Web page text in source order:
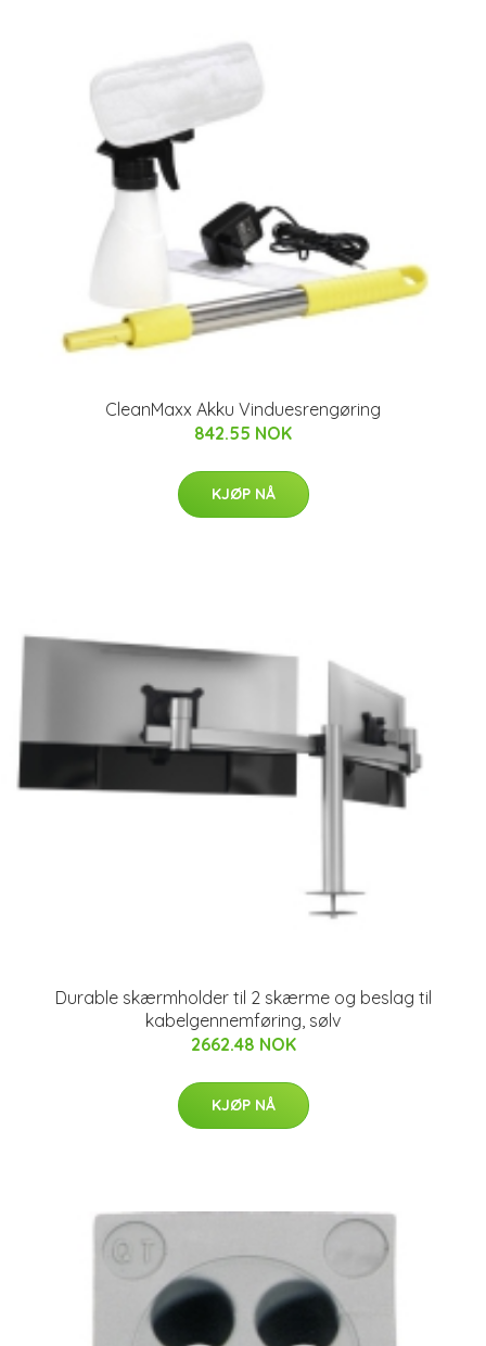
CleanMaxx Akku Vinduesrengøring
842.55 NOK
KJØP NÅ
Durable skærmholder til 2 skærme og beslag til
kabelgennemføring, sølv
2662.48 NOK
KJØP NÅ